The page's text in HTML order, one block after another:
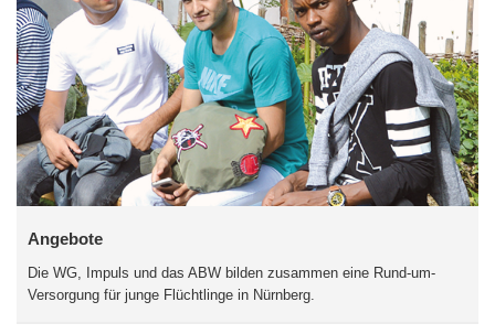
Angebote
Die WG, Impuls und das ABW bilden zusammen eine Rund-um-
Versorgung für junge Flüchtlinge in Nürnberg.